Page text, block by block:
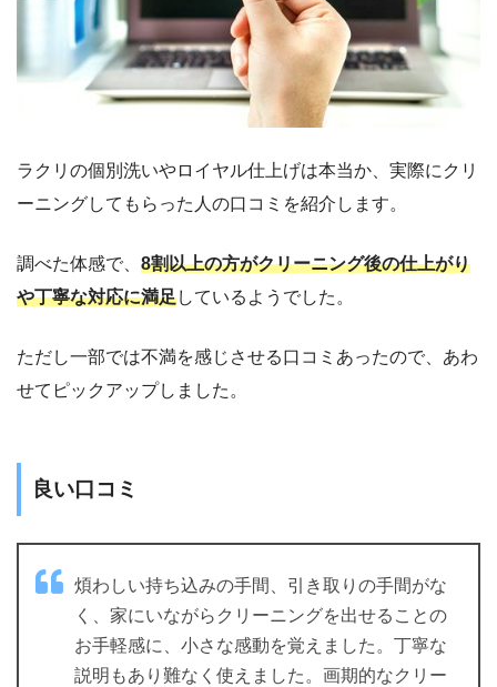
ラクリの個別洗いやロイヤル仕上げは本当か、実際にクリ
ーニングしてもらった人の口コミを紹介します。
調べた体感で、 8割以上の方がクリーニング後の仕上がり
や丁寧な対応に満足しているようでした。
ただし一部では不満を感じさせる口コミあったので、あわ
せてピックアップしました。
良い口コミ
煩わしい持ち込みの手間、引き取りの手間がな
く、家にいながらクリーニングを出せることの
お手軽感に、小さな感動を覚えました。丁寧な
説明もあり難なく使えました。画期的なクリー